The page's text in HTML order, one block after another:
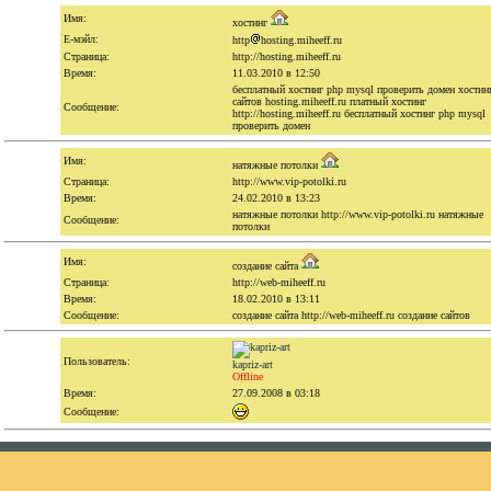
Имя:
хостинг
Е-мэйл:
http
hosting.miheeff.ru
Страница:
http://hosting.miheeff.ru
Время:
11.03.2010 в 12:50
Сообщение:
бесплатный хостинг php mysql проверить домен
сайтов hosting.miheeff.ru платный хостинг
http://hosting.miheeff.ru бесплатный хостинг php mysql
проверить домен
Имя:
натяжные потолки
Страница:
http://www.vip-potolki.ru
Время:
24.02.2010 в 13:23
Сообщение:
натяжные потолки http://www.vip-potolki.ru натяжные
потолки
Имя:
создание сайта
Страница:
http://web-miheeff.ru
Время:
18.02.2010 в 13:11
Сообщение:
создание сайта http://web-miheeff.ru создание сайтов
Пользователь:
kapriz-art
Offline
Время:
27.09.2008 в 03:18
Сообщение: